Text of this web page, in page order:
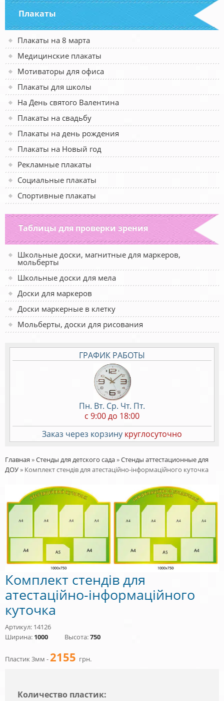
Плакаты
Плакаты на 8 марта
Медицинские плакаты
Мотиваторы для офиса
Плакаты для школы
На День святого Валентина
Плакаты на свадьбу
Плакаты на день рождения
Плакаты на Новый год
Рекламные плакаты
Социальные плакаты
Спортивные плакаты
Таблицы для проверки зрения
Школьные доски, магнитные для маркеров,
мольберты
Школьные доски для мела
Доски для маркеров
Доски маркерные в клетку
Мольберты, доски для рисования
ГРАФИК РАБОТЫ
Пн. Вт. Ср. Чт. Пт.
c 9:00 до 18:00
Заказ через корзину круглосуточно
Главная »Стенды для детского сада»Стенды аттестационные для
ДОУ» Комплект стендів для атестаційно-інформаційного куточка
Комплект стендів для
атестаційно-інформаційного
куточка
Артикул: 14126
Ширина: 1000 Высота:750
Пластик 3мм -2155 грн.
Количество пластик: